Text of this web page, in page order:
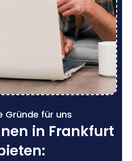
Gründe für uns
in Frankfurt